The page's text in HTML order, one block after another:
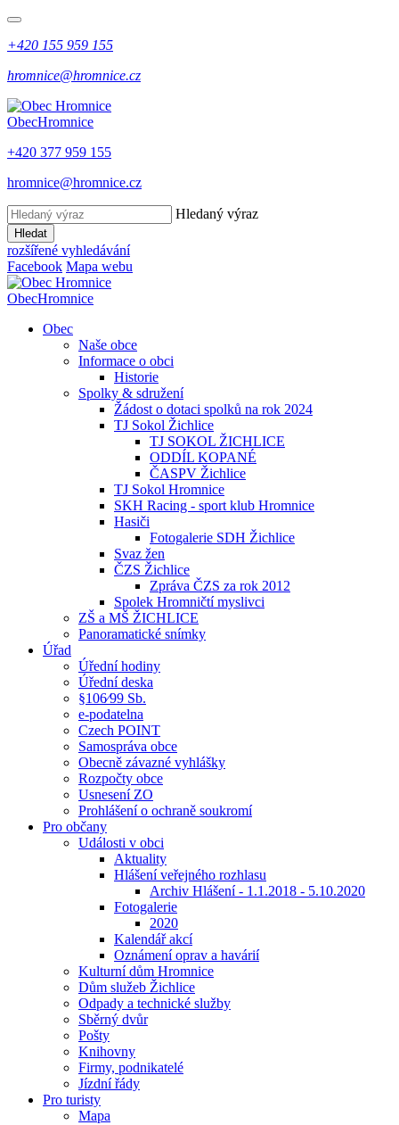
+420 155 959 155
hromnice@hromnice.cz
ObecHromnice
+420 377 959 155
hromnice@hromnice.cz
Hledaný výraz
Hledat
rozšířené vyhledávání
Facebook Mapa webu
ObecHromnice
Obec
Naše obce
Informace o obci
Historie
Spolky & sdružení
Žádost o dotaci spolků na rok 2024
TJ Sokol Žichlice
TJ SOKOL ŽICHLICE
ODDÍL KOPANÉ
ČASPV Žichlice
TJ Sokol Hromnice
SKH Racing - sport klub Hromnice
Hasiči
Fotogalerie SDH Žichlice
Svaz žen
ČZS Žichlice
Zpráva ČZS za rok 2012
Spolek Hromničtí myslivci
ZŠ a MŠ ŽICHLICE
Panoramatické snímky
Úřad
Úřední hodiny
Úřední deska
§106⁄99 Sb.
e-podatelna
Czech POINT
Samospráva obce
Obecně závazné vyhlášky
Rozpočty obce
Usnesení ZO
Prohlášení o ochraně soukromí
Pro občany
Události v obci
Aktuality
Hlášení veřejného rozhlasu
Archiv Hlášení - 1.1.2018 - 5.10.2020
Fotogalerie
2020
Kalendář akcí
Oznámení oprav a havárií
Kulturní dům Hromnice
Dům služeb Žichlice
Odpady a technické služby
Sběrný dvůr
Pošty
Knihovny
Firmy, podnikatelé
Jízdní řády
Pro turisty
Mapa